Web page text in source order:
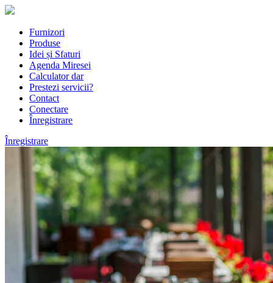
Furnizori
Produse
Idei și Sfaturi
Agenda Miresei
Calculator dar
Prestezi servicii?
Contact
Conectare
Înregistrare
Înregistrare